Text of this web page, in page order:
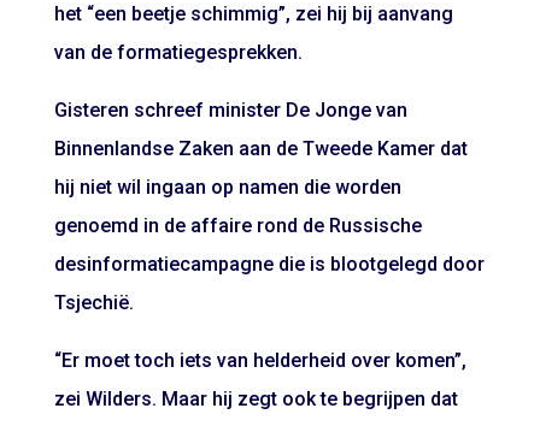
het “een beetje schimmig”, zei hij bij aanvang
van de formatiegesprekken.
Gisteren schreef minister De Jonge van
Binnenlandse Zaken aan de Tweede Kamer dat
hij niet wil ingaan op namen die worden
genoemd in de affaire rond de Russische
desinformatiecampagne die is blootgelegd door
Tsjechië.
“Er moet toch iets van helderheid over komen”,
zei Wilders. Maar hij zegt ook te begrijpen dat